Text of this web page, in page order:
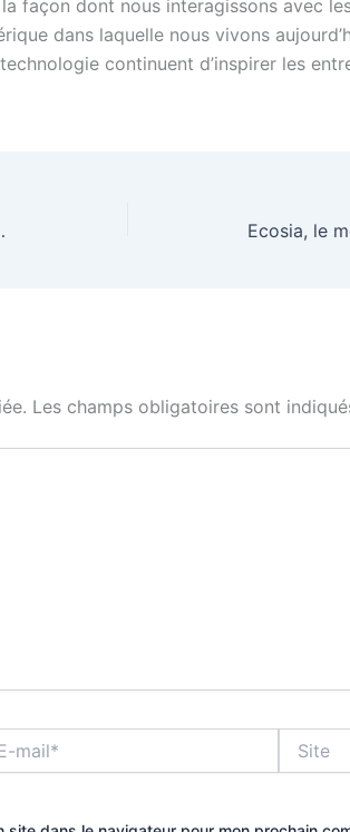
façon dont nous interagissons avec
dans laquelle nous vivons
continuent d’inspirer les
Internet
Les champs obligatoires sont